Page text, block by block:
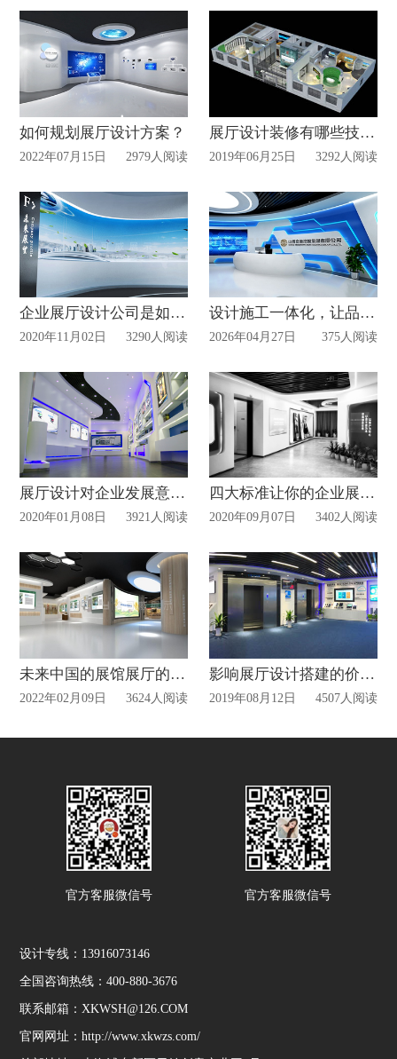
如何规划展厅设计方案？
2022年07月15日 2979人阅读
展厅设计装修有哪些技巧？
2019年06月25日 3292人阅读
企业展厅设计公司是如何完美呈现企业形象!
2020年11月02日 3290人阅读
设计施工一体化，让品牌气场直抵人心
2026年04月27日 375人阅读
展厅设计对企业发展意义！
2020年01月08日 3921人阅读
四大标准让你的企业展厅设计更合理!
2020年09月07日 3402人阅读
未来中国的展馆展厅的前景会是如何？
2022年02月09日 3624人阅读
影响展厅设计搭建的价格因素?
2019年08月12日 4507人阅读
官方客服微信号 官方客服微信号
设计专线：13916073146
全国咨询热线：400-880-3676
联系邮箱：XKWSH@126.COM
官网网址：http://www.xkwzs.com/